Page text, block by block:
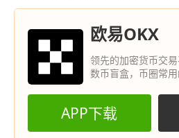
欧易OKX
领先的加密货币交
数币盲盒，币圈常用
APP下载